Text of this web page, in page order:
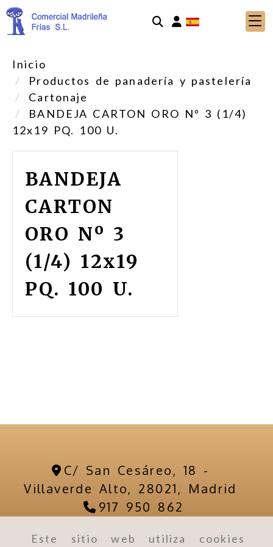
Este sitio web utiliza cookies
Identifícate
Inicio
Productos de panadería y pastelería
Cartonaje
BANDEJA CARTON ORO Nº 3 (1/4)
12x19 PQ. 100 U.
BANDEJA
CARTON
ORO Nº 3
(1/4) 12x19
PQ. 100 U.
C/ San Cesáreo, 18 -
Villaverde Alto, 28021, Madrid
917 950 862